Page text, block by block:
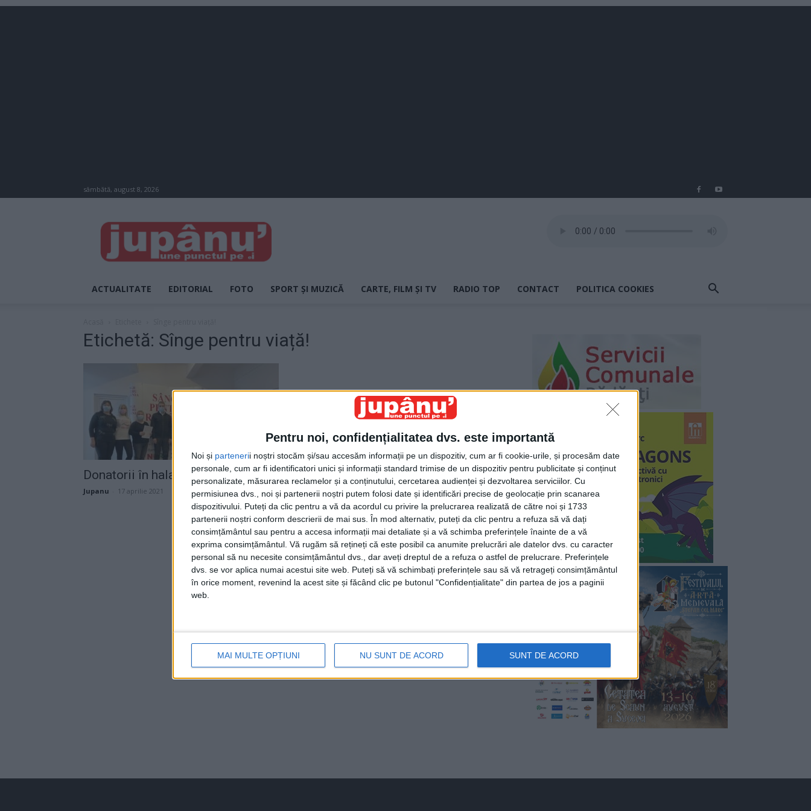
Pentru noi, confidențialitatea dvs. este importantă
Noi și partenerii noștri stocăm și/sau accesăm informații pe un dispozitiv, cum ar fi cookie-urile, și procesăm date
personale, cum ar fi identificatori unici și informații standard trimise de un dispozitiv pentru publicitate și conținut
personalizate, măsurarea reclamelor și a conținutului, cercetarea audienței și dezvoltarea serviciilor. Cu
permisiunea dvs., noi și partenerii noștri putem folosi date și identificări precise de geolocație prin scanarea
dispozitivului. Puteți da clic pentru a vă da acordul cu privire la prelucrarea realizată de către noi și 1733
partenerii noștri conform descrierii de mai sus. În mod alternativ, puteți da clic pentru a refuza să vă dați
consimțământul sau pentru a accesa informații mai detaliate și a vă schimba preferințele înainte de a vă
exprima consimțământul. Vă rugăm să rețineți că este posibil ca anumite prelucrări ale datelor dvs. cu caracter
personal să nu necesite consimțământul dvs., dar aveți dreptul de a refuza o astfel de prelucrare. Preferințele
dvs. se vor aplica numai acestui site web. Puteți să vă schimbați preferințele sau să vă retrageți consimțământul
în orice moment, revenind la acest site și făcând clic pe butonul "Confidențialitate" din partea de jos a paginii
web.
MAI MULTE OPȚIUNI NU SUNT DE ACORD SUNT DE ACORD
sâmbătă, august 8, 2026
JUPÂNU'
ACTUALITATE EDITORIAL FOTO SPORT ȘI MUZICĂ CARTE, FILM ȘI TV RADIO TOP CONTACT POLITICA COOKIES
Etichetă: Sînge pentru viață!
Donatorii în halate albe
Jupanu 17 aprilie 2021